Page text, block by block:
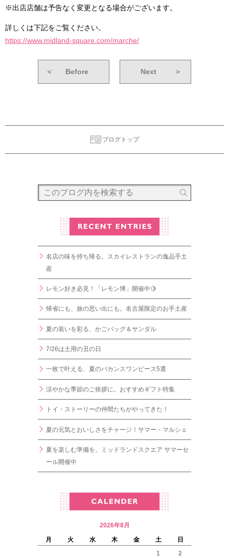
※出店店舗は予告なく変更となる場合がございます。
詳しくは下記をご覧ください。
https://www.midland-square.com/marche/
＜ Before Next ＞
ブログトップ
名店の味を持ち帰る。スカイレストランの逸品手土
産
レモン好き必見！「レモン博」開催中🍋
帰省にも、旅の思い出にも。名古屋限定のお手土産
夏の装いを彩る、かごバッグ＆サンダル
7/26は土用の丑の日
一枚で叶える、夏のバカンスワンピース5選
涼やかな季節のご挨拶に。おすすめギフト特集
トイ・ストーリーの仲間たちがやってきた！
夏の元気とおいしさをチャージ！サマー・マルシェ
夏を楽しむ準備を。ミッドランドスクエア サマーセ
ール開催中
2026年8月
月
火 水 木 金 土
日
1
2